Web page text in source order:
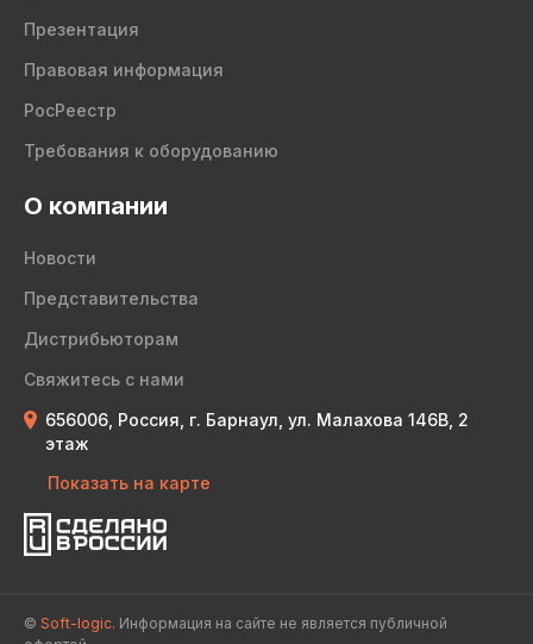
Презентация
Правовая информация
РосРеестр
Требования к оборудованию
О компании
Новости
Представительства
Дистрибьюторам
Свяжитесь с нами
656006, Россия, г. Барнаул, ул. Малахова 146В, 2
этаж
Показать на карте
© Soft-logic. Информация на сайте не является публичной